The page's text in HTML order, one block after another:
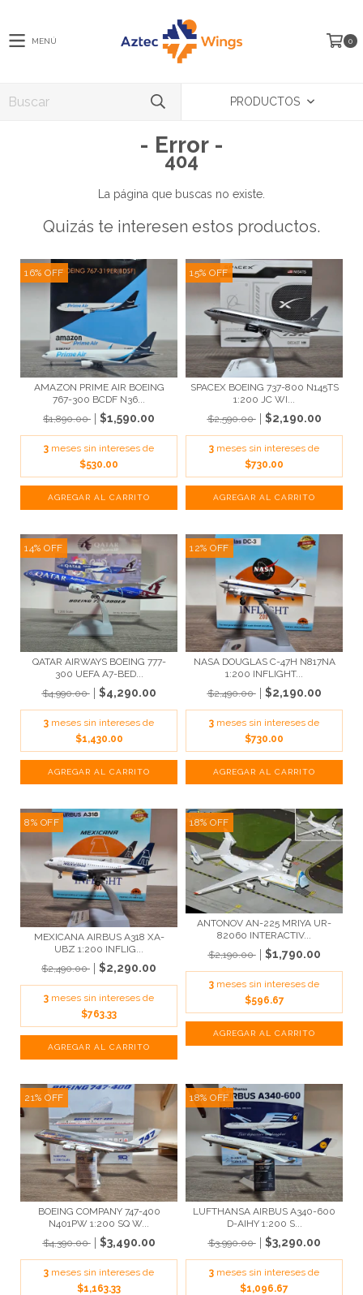
MENÚ 0
PRODUCTOS
- Error -
404
La página que buscas no existe.
Quizás te interesen estos productos.
16% OFF
AMAZON PRIME AIR BOEING
767-300 BCDF N36...
$1,890.00
$1,590.00
3 meses sin intereses de
$530.00
15% OFF
SPACEX BOEING 737-800 N145TS
1:200 JC WI...
$2,590.00
$2,190.00
3 meses sin intereses de
$730.00
14% OFF
QATAR AIRWAYS BOEING 777-
300 UEFA A7-BED...
$4,990.00
$4,290.00
3 meses sin intereses de
$1,430.00
12% OFF
NASA DOUGLAS C-47H N817NA
1:200 INFLIGHT...
$2,490.00
$2,190.00
3 meses sin intereses de
$730.00
8% OFF
MEXICANA AIRBUS A318 XA-
UBZ 1:200 INFLIG...
$2,490.00
$2,290.00
3 meses sin intereses de
$763.33
18% OFF
ANTONOV AN-225 MRIYA UR-
82060 INTERACTIV...
$2,190.00
$1,790.00
3 meses sin intereses de
$596.67
21% OFF
BOEING COMPANY 747-400
N401PW 1:200 SQ W...
$4,390.00
$3,490.00
3 meses sin intereses de
$1,163.33
18% OFF
LUFTHANSA AIRBUS A340-600
D-AIHY 1:200 S...
$3,990.00
$3,290.00
3 meses sin intereses de
$1,096.67